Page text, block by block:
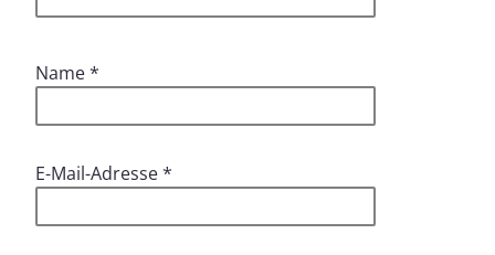
Name*
E-Mail-Adresse*